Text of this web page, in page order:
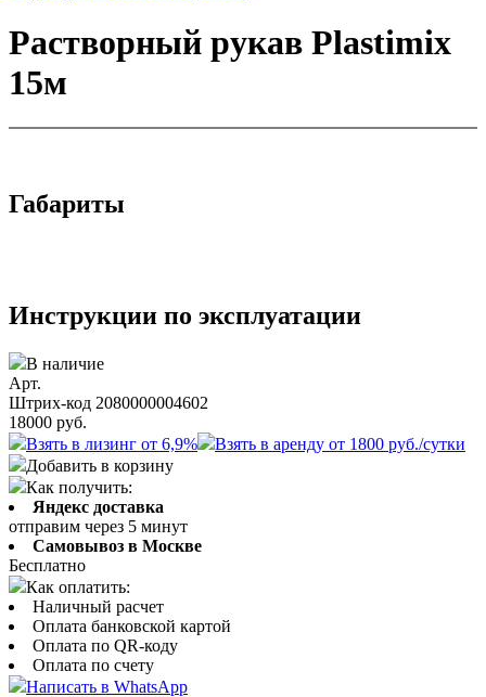
Растворный рукав Plastimix
15м
Габариты
Инструкции по эксплуатации
В наличие
Арт.
Штрих-код 2080000004602
18000 руб.
Взять в лизинг от 6,9%
Взять в аренду от 1800 руб./сутки
Добавить в корзину
Как получить:
Яндекс доставка
отправим через 5 минут
Самовывоз в Москве
Бесплатно
Как оплатить:
Наличный расчет
Оплата банковской картой
Оплата по QR-коду
Оплата по счету
Написать в WhatsApp